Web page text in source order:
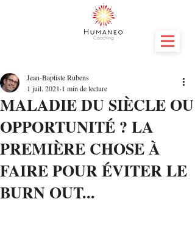
MALADIE DU SIÈCLE OU
OPPORTUNITÉ ? LA
PREMIÈRE CHOSE À
FAIRE POUR ÉVITER LE
BURN OUT...
Jean-Baptiste Rubens
1 juil. 2021 1 min de lecture